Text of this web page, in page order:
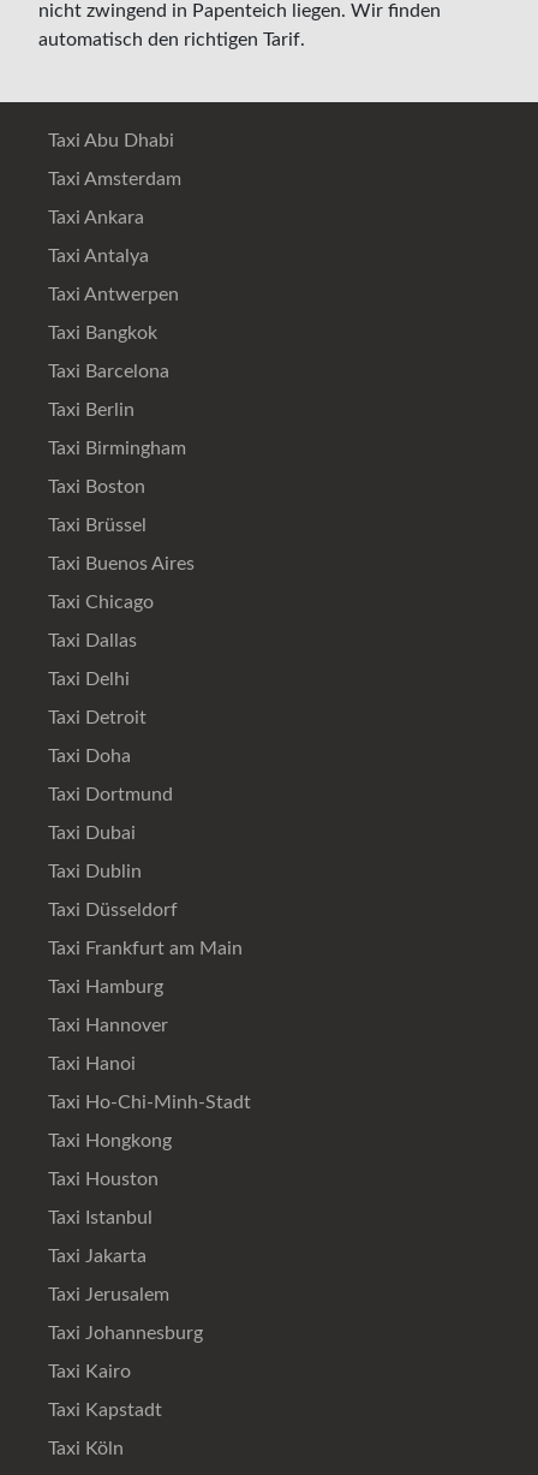
nicht zwingend in Papenteich liegen. Wir finden
automatisch den richtigen Tarif.
Taxi Abu Dhabi
Taxi Amsterdam
Taxi Ankara
Taxi Antalya
Taxi Antwerpen
Taxi Bangkok
Taxi Barcelona
Taxi Berlin
Taxi Birmingham
Taxi Boston
Taxi Brüssel
Taxi Buenos Aires
Taxi Chicago
Taxi Dallas
Taxi Delhi
Taxi Detroit
Taxi Doha
Taxi Dortmund
Taxi Dubai
Taxi Dublin
Taxi Düsseldorf
Taxi Frankfurt am Main
Taxi Hamburg
Taxi Hannover
Taxi Hanoi
Taxi Ho-Chi-Minh-Stadt
Taxi Hongkong
Taxi Houston
Taxi Istanbul
Taxi Jakarta
Taxi Jerusalem
Taxi Johannesburg
Taxi Kairo
Taxi Kapstadt
Taxi Köln